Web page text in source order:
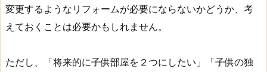
変更するようなリフォームが必要にならないかどうか、考
えておくことは必要かもしれません。
ただし、「将来的に子供部屋を２つにしたい」「子供の独